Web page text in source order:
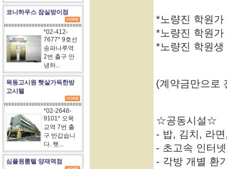
코니하우스 잠실방이점
*02-412-
7677* 9호선
송파나루역
2번 출구 안
녕하...
목동고시원 햇살가득한방
고시텔
*02-2648-
9101* 오목
교역 7번 출
구 반갑습니
다. 햇...
심플원룸텔 양재역점
*노량진 학원
*노량진 학원
*노량진 학원생
(계약금만으로
☆공동시설☆
- 밥, 김치, 라
- 초고속 인터
- 각방 개별 환